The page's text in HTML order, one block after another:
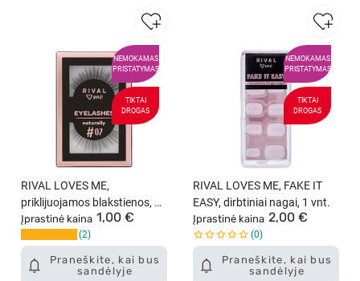
NEMOKAMAS
PRISTATYMAS
TIKTAI
DROGAS
Praneškite, kai bus
sandėlyje
RIVAL LOVES ME,
priklijuojamos blakstienos, 02
Naturally, 1 vnt.
Įprastinė kaina 1,00 €
2
NEMOKAMAS
PRISTATYMAS
TIKTAI
DROGAS
Praneškite, kai bus
sandėlyje
RIVAL LOVES ME, FAKE IT
EASY, dirbtiniai nagai, 1 vnt.
Įprastinė kaina 2,00 €
0